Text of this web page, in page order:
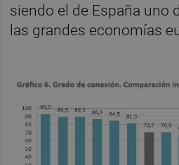
siendo el de España uno
las grandes economías